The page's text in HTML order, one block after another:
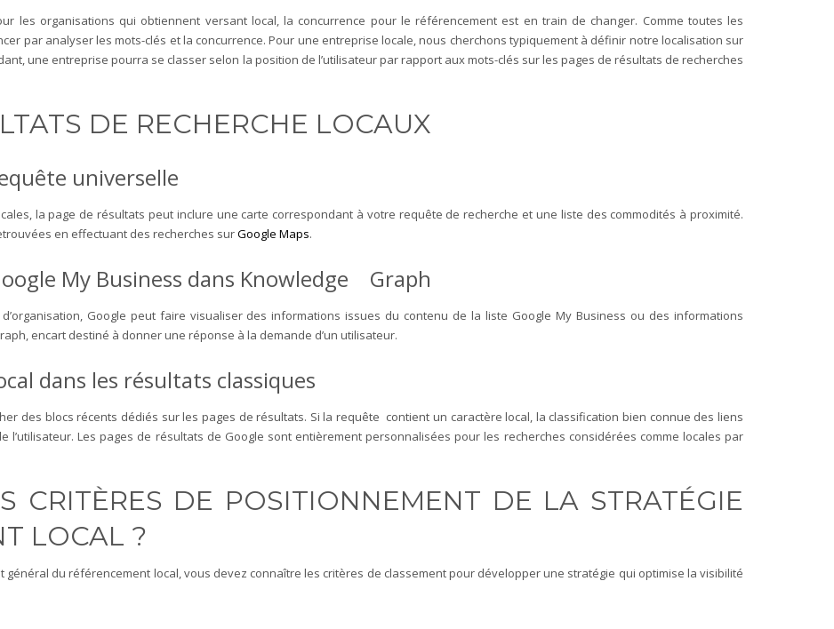
les organisations qui obtiennent versant local, la concurrence pour le référencement est en train de changer. Comme toutes les
par analyser les mots-clés et la concurrence. Pour une entreprise locale, nous cherchons typiquement à définir notre localisation sur
une entreprise pourra se classer selon la position de l’utilisateur par rapport aux mots-clés sur les pages de résultats de recherches
DE RECHERCHE LOCAUX
universelle
la page de résultats peut inclure une carte correspondant à votre requête de recherche et une liste des commodités à proximité.
en effectuant des recherches surGoogle Maps.
My Business dans Knowledge Graph
Google peut faire visualiser des informations issues du contenu de la liste Google My Business ou des informations
encart destiné à donner une réponse à la demande d’un utilisateur.
dans les résultats classiques
des blocs récents dédiés sur les pages de résultats. Si la requête contient un caractère local, la classification bien connue des liens
l’utilisateur.Les pages de résultats de Google sont entièrement personnalisées pour les recherches considérées comme locales par
CRITÈRES DE POSITIONNEMENT DE LA STRATÉGIE
LOCAL ?
du référencement local, vous devez connaître les critères de classement pour développer une stratégie qui optimise la visibilité